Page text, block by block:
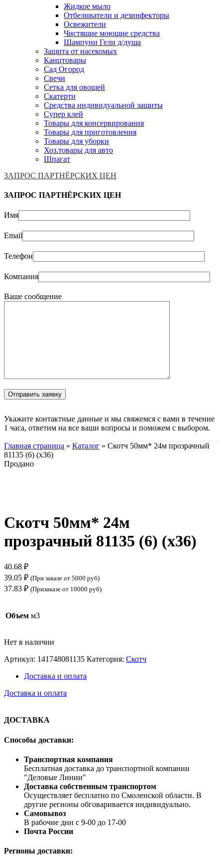
Жидкое мыло
Отбеливатели и дезинфекторы
Освежители
Чистящие моющие средства
Шампуни Гели д/душа
Защита от насекомых
Канцтовары
Сад Огород
Свечи
Сетка для овощей
Скатерти
Средства индивидуальной защиты
Супер клей
Товары для консервирования
Товары для приготовления
Товары для уборки
Хоз.товары для авто
Шпагат
ЗАПРОС ПАРТНЁРСКИХ ЦЕН
ЗАПРОС ПАРТНЁРСКИХ ЦЕН
Имя
Email
Телефон
Компания
Ваше сообщение
Укажите контактные данные и мы свяжемся с вами в течение
1 часа, ответим на все ваши вопросы и поможем с выбором.
Главная страница » Каталог » Скотч 50мм* 24м прозрачный
81135 (6) (х36)
Продано
Скотч 50мм* 24м
прозрачный 81135 (6) (х36)
40.68 ₽
39.05 ₽ (При заказе от 5000 руб)
37.83 ₽ (Призаказе от 10000 руб)
Объем м3
Нет в наличии
Артикул: 141748081135 Категория: Скотч
Доставка и оплата
Доставка и оплата
ДОСТАВКА
Способы доставки:
Транспортная компания
Бесплатная доставка до транспортной компании
"Деловые Линии"
Доставка собственным транспортом
Осуществляет бесплатно по Смоленской области. В
другие регионы обговаривается индивидуально.
Самовывоз
В рабочие дни с 9-00 до 17-00
Почта России
Регионы доставки: